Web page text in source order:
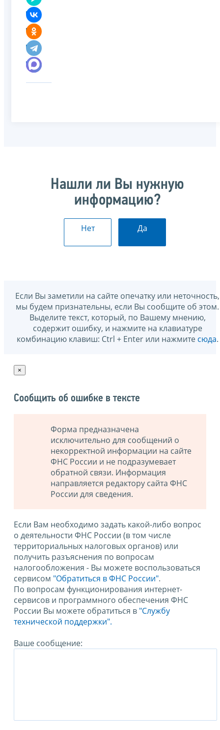
Нашли ли Вы нужную
информацию?
Нет Да
Если Вы заметили на сайте опечатку или неточность,
мы будем признательны, если Вы сообщите об этом.
Выделите текст, который, по Вашему мнению,
содержит ошибку, и нажмите на клавиатуре
комбинацию клавиш: Ctrl + Enter или нажмите сюда.
×
Сообщить об ошибке в тексте
Форма предназначена
исключительно для сообщений о
некорректной информации на сайте
ФНС России и не подразумевает
обратной связи. Информация
направляется редактору сайта ФНС
России для сведения.
Если Вам необходимо задать какой-либо вопрос
о деятельности ФНС России (в том числе
территориальных налоговых органов) или
получить разъяснения по вопросам
налогообложения - Вы можете воспользоваться
сервисом "Обратиться в ФНС России".
По вопросам функционирования интернет-
сервисов и программного обеспечения ФНС
России Вы можете обратиться в "Службу
технической поддержки".
Ваше сообщение: